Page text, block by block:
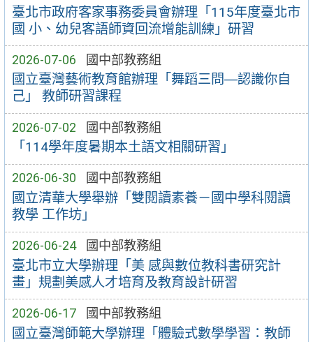
臺北市政府客家事務委員會辦理「115年度臺北市
國 小、幼兒客語師資回流增能訓練」研習
2026-07-06 國中部教務組
國立臺灣藝術教育館辦理「舞蹈三問―認識你自
己」 教師研習課程
2026-07-02 國中部教務組
「114學年度暑期本土語文相關研習」
2026-06-30 國中部教務組
國立清華大學舉辦「雙閱讀素養－國中學科閱讀
教學 工作坊」
2026-06-24 國中部教務組
臺北市立大學辦理「美 感與數位教科書研究計
畫」規劃美感人才培育及教育設計研習
2026-06-17 國中部教務組
國立臺灣師範大學辦理「體驗式數學學習：教師